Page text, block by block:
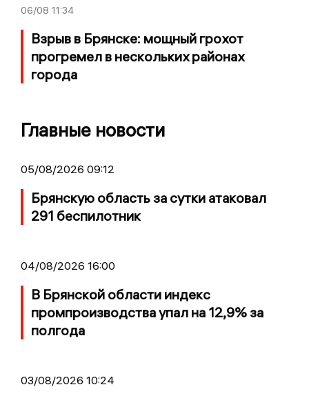
06/08 11:34
Взрыв в Брянске: мощный грохот
прогремел в нескольких районах
города
Главные новости
05/08/2026 09:12
Брянскую область за сутки атаковал
291 беспилотник
04/08/2026 16:00
В Брянской области индекс
промпроизводства упал на 12,9% за
полгода
03/08/2026 10:24